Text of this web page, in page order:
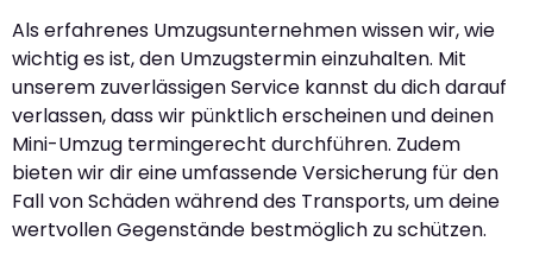
Als erfahrenes Umzugsunternehmen wissen wir, wie
wichtig es ist, den Umzugstermin einzuhalten. Mit
unserem zuverlässigen Service kannst du dich darauf
verlassen, dass wir pünktlich erscheinen und deinen
Mini-Umzug termingerecht durchführen. Zudem
bieten wir dir eine umfassende Versicherung für den
Fall von Schäden während des Transports, um deine
wertvollen Gegenstände bestmöglich zu schützen.